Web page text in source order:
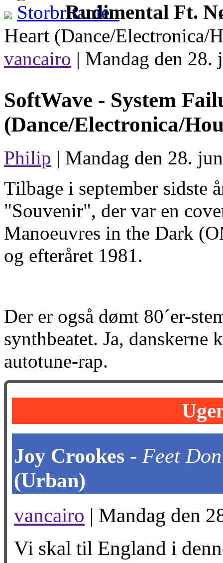
Rudimental Ft.
Heart (Dance/Electronica/
vancairo | Mandag den
SoftWave - System
(Dance/Electronica/
Philip | Mandag den 28.
Tilbage i september sidste
"Souvenir", der var en
Manoeuvres in the Dark
og efteråret 1981.
Der er også dømt 80´er-
synthbeatet. Ja, danskerne
autotune-rap.
Joy Crookes - Feet
(Urban)
vancairo | Mandag den
Vi skal til England i